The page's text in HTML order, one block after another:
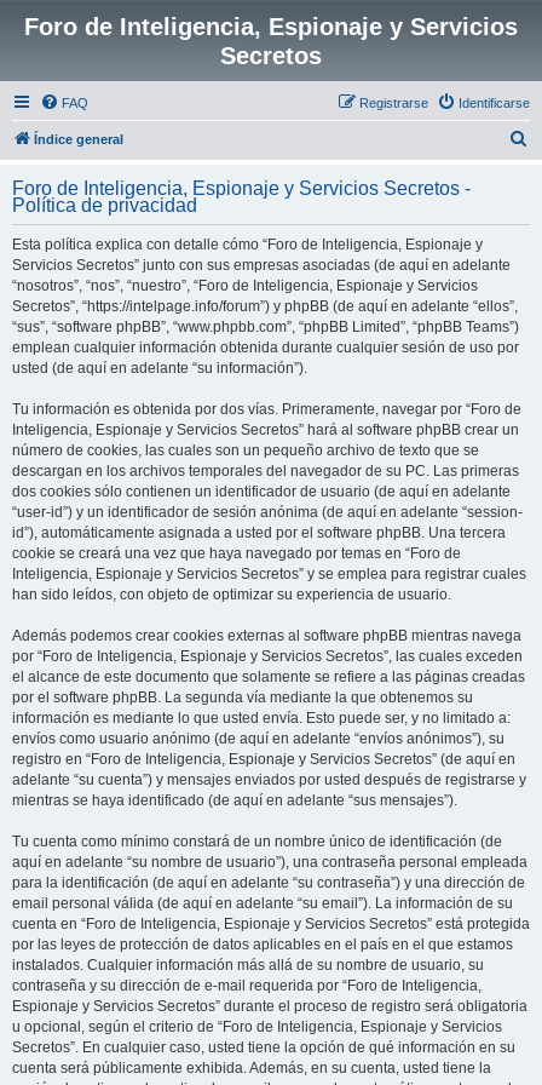
Foro de Inteligencia, Espionaje y Servicios
Secretos
FAQ Identificarse
Registrarse
Índice general
c
Foro de Inteligencia, Espionaje y Servicios Secretos -
Política de privacidad
Esta política explica con detalle cómo “Foro de Inteligencia, Espionaje y
Servicios Secretos” junto con sus empresas asociadas (de aquí en adelante
“nosotros”, “nos”, “nuestro”, “Foro de Inteligencia, Espionaje y Servicios
Secretos”, “https://intelpage.info/forum”) y phpBB (de aquí en adelante “ellos”,
“sus”, “software phpBB”, “www.phpbb.com”, “phpBB Limited”, “phpBB Teams”)
emplean cualquier información obtenida durante cualquier sesión de uso por
usted (de aquí en adelante “su información”).
Tu información es obtenida por dos vías. Primeramente, navegar por “Foro de
Inteligencia, Espionaje y Servicios Secretos” hará al software phpBB crear un
número de cookies, las cuales son un pequeño archivo de texto que se
descargan en los archivos temporales del navegador de su PC. Las primeras
dos cookies sólo contienen un identificador de usuario (de aquí en adelante
“user-id”) y un identificador de sesión anónima (de aquí en adelante “session-
id”), automáticamente asignada a usted por el software phpBB. Una tercera
cookie se creará una vez que haya navegado por temas en “Foro de
Inteligencia, Espionaje y Servicios Secretos” y se emplea para registrar cuales
han sido leídos, con objeto de optimizar su experiencia de usuario.
Además podemos crear cookies externas al software phpBB mientras navega
por “Foro de Inteligencia, Espionaje y Servicios Secretos”, las cuales exceden
el alcance de este documento que solamente se refiere a las páginas creadas
por el software phpBB. La segunda vía mediante la que obtenemos su
información es mediante lo que usted envía. Esto puede ser, y no limitado a:
envíos como usuario anónimo (de aquí en adelante “envíos anónimos”), su
registro en “Foro de Inteligencia, Espionaje y Servicios Secretos” (de aquí en
adelante “su cuenta”) y mensajes enviados por usted después de registrarse y
mientras se haya identificado (de aquí en adelante “sus mensajes”).
Tu cuenta como mínimo constará de un nombre único de identificación (de
aquí en adelante “su nombre de usuario”), una contraseña personal empleada
para la identificación (de aquí en adelante “su contraseña”) y una dirección de
email personal válida (de aquí en adelante “su email”). La información de su
cuenta en “Foro de Inteligencia, Espionaje y Servicios Secretos” está protegida
por las leyes de protección de datos aplicables en el país en el que estamos
instalados. Cualquier información más allá de su nombre de usuario, su
contraseña y su dirección de e-mail requerida por “Foro de Inteligencia,
Espionaje y Servicios Secretos” durante el proceso de registro será obligatoria
u opcional, según el criterio de “Foro de Inteligencia, Espionaje y Servicios
Secretos”. En cualquier caso, usted tiene la opción de qué información en su
cuenta será públicamente exhibida. Además, en su cuenta, usted tiene la